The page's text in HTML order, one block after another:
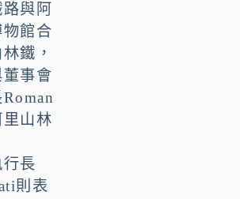
與阿
館合
鐵，
事會
山林
長
則表